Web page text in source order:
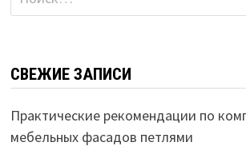
СВЕЖИЕ ЗАПИСИ
Практические рекомендации по
мебельных фасадов петлями